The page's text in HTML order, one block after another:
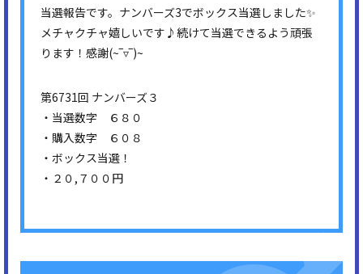
当選報告です。ナンバーズ3でボックス当選しました✨
メチャクチャ嬉しいです♪続けて当選できるよう頑張
ります！感謝(⁠~⁠‾⁠▿⁠‾⁠)⁠~
第6731回 ナンバーズ３
・当選数字 ６８０
・購入数字 ６０８
・ボックス当選！
・２０,７００円